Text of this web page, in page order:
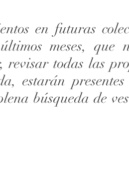
en futuras
meses, que
revisar todas las
estarán
búsqueda de